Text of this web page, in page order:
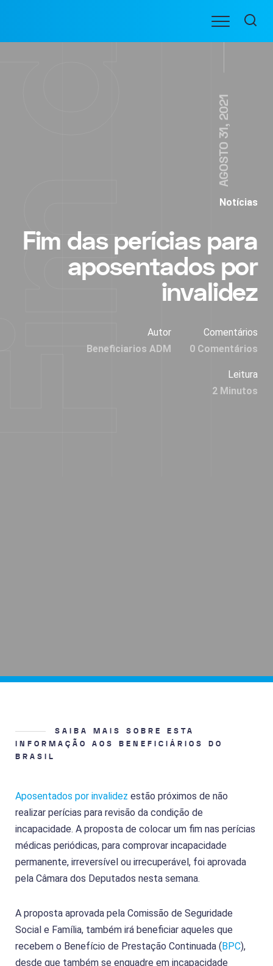
BENEFICIARIOS
Menu
AGOSTO 31, 2021
Notícias
Fim das perícias para
aposentados por
invalidez
Autor
Beneficiarios ADM
Comentários
0 Comentários
Leitura
2 Minutos
SAIBA MAIS SOBRE ESTA
INFORMAÇÃO AOS BENEFICIÁRIOS DO
BRASIL
Aposentados por invalidez estão próximos de não
realizar perícias para revisão da condição de
incapacidade. A proposta de colocar um fim nas perícias
médicas periódicas, para comprovar incapacidade
permanente, irreversível ou irrecuperável, foi aprovada
pela Câmara dos Deputados nesta semana.
A proposta aprovada pela Comissão de Seguridade
Social e Família, também irá beneficiar aqueles que
recebem o Benefício de Prestação Continuada (BPC),
desde que também se enquadre em incapacidade